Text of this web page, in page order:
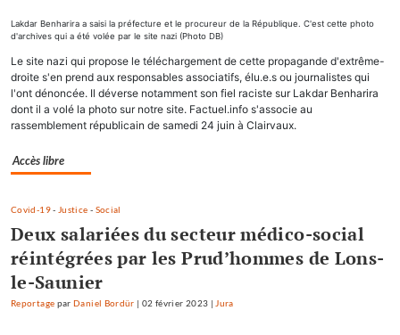
Lakdar Benharira a saisi la préfecture et le procureur de la République. C'est cette photo
d'archives qui a été volée par le site nazi (Photo DB)
Le site nazi qui propose le téléchargement de cette propagande d'extrême-
droite s'en prend aux responsables associatifs, élu.e.s ou journalistes qui
l'ont dénoncée. Il déverse notamment son fiel raciste sur Lakdar Benharira
dont il a volé la photo sur notre site. Factuel.info s'associe au
rassemblement républicain de samedi 24 juin à Clairvaux.
Accès libre
Covid-19- Justice - Social
Deux salariées du secteur médico-social
réintégrées par les Prud’hommes de Lons-
le-Saunier
Reportage parDaniel Bordür | 02 février 2023 | Jura